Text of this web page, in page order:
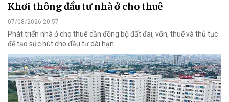
Khơi thông đầu tư nhà ở cho thuê
07/08/2026 20:57
Phát triển nhà ở cho thuê cần đồng bộ đất đai, vốn, thuế và thủ tục
để tạo sức hút cho đầu tư dài hạn.